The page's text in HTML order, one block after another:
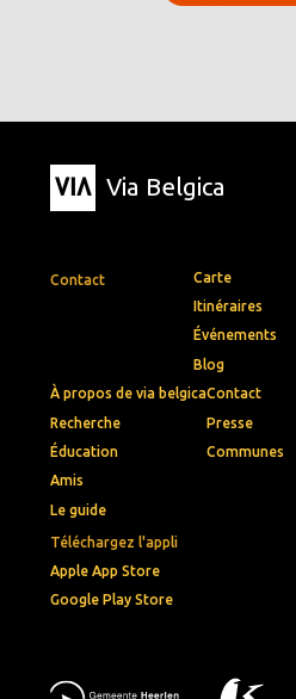
Via Belgica
Contact
Téléchargez l'appli
Apple App Store
Google Play Store
Carte
Itinéraires
Événements
Blog
À propos de via belgica
Recherche
Éducation
Amis
Le guide
Contact
Presse
Communes